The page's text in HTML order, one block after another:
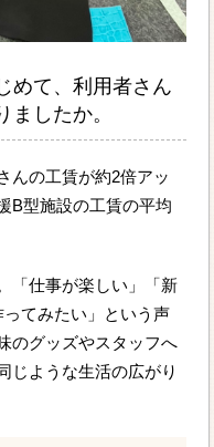
めて、利用者さん
ましたか。
んの工賃が約2倍アッ
B型施設の工賃の平均
「仕事が楽しい」「新
てみたい」という声
のグッズやスタッフへ
じような生活の広がり